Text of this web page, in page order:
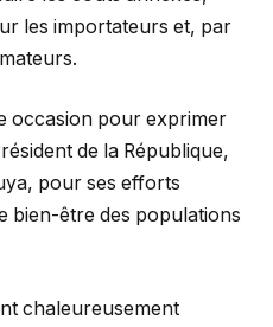
les importateurs et, par
occasion pour exprimer
de la République,
pour ses efforts
bien-être des populations
chaleureusement